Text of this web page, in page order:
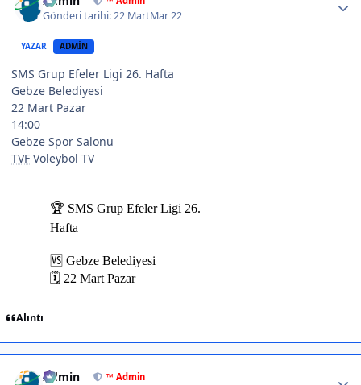
Gönderi tarihi:22 MartMar 22
YAZAR ADMIN
SMS Grup Efeler Ligi 26. Hafta
Gebze Belediyesi
22 Mart Pazar
14:00
Gebze Spor Salonu
TVF Voleybol TV
Alıntı
Admin ™ Admin